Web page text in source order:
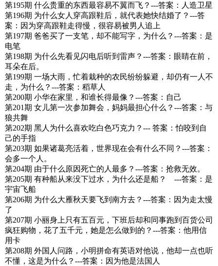
第195期 什么贵重的东西最容易不翼而飞？---答案：人造卫星
第196期 为什么女人穿高跟鞋后，就代表她快结婚了？---答
案：因为穿高跟鞋走得慢，很容易被男人追上
第197期 爸爸买了一支笔，却不能写字，为什么？---答案：是
电笔
第198期 为什么先看见闪电后听到雷声？---答案：眼睛在前，
耳朵在后。
第199期 一场大雨，忙着栽种的农民纷纷躲避，却仍有一人不
走，为什么？---答案：稻草人
第200期 小华在家里，和谁长得最像？---答案：自己
第201期 女儿第一次参加舞会，妈妈最担心什么？---答案：与
狼共舞
第202期 黑人为什么喜欢吃白色巧克力？--- 答案：怕咬到自
己的手指
第203期 如果诸葛亮活着，世界现在会有什么不同？---答案：
会多一个人。
第204期 由于什么原因死亡的人最多？---答案：抢救无效。
第205期 有种船从来没下过水，为什么还是船？ ---答案：是
宇宙飞船
第206期 为什么大雁秋天要飞到南方去？---答案：因为走太慢
了
第207期 小丽身上只有五百元，下班后却和同事跑到百货公司
疯狂购物，花了五千元，她是怎么做到的？---答案：他用信
用卡
第208期 外国人问路，小明拼命有英语对他说，他却一点也听
不懂，这是为什么？---答案：因为他是法国人